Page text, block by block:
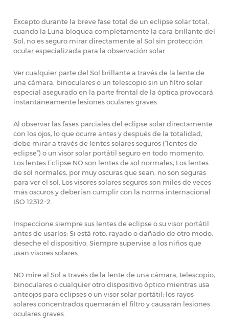
Excepto durante la breve fase total de un eclipse solar total,
cuando la Luna bloquea completamente la cara brillante del
Sol, no es seguro mirar directamente al Sol sin protección
ocular especializada para la observación solar.
Ver cualquier parte del Sol brillante a través de la lente de
una cámara, binoculares o un telescopio sin un filtro solar
especial asegurado en la parte frontal de la óptica provocará
instantáneamente lesiones oculares graves.
Al observar las fases parciales del eclipse solar directamente
con los ojos, lo que ocurre antes y después de la totalidad,
debe mirar a través de lentes solares seguros (“lentes de
eclipse”) o un visor solar portátil seguro en todo momento.
Los lentes Eclipse NO son lentes de sol normales; Los lentes
de sol normales, por muy oscuras que sean, no son seguras
para ver el sol. Los visores solares seguros son miles de veces
más oscuros y deberían cumplir con la norma internacional
ISO 12312-2.
Inspeccione siempre sus lentes de eclipse o su visor portátil
antes de usarlos; Si está roto, rayado o dañado de otro modo,
deseche el dispositivo. Siempre supervise a los niños que
usan visores solares.
NO mire al Sol a través de la lente de una cámara, telescopio,
binoculares o cualquier otro dispositivo óptico mientras usa
anteojos para eclipses o un visor solar portátil; los rayos
solares concentrados quemarán el filtro y causarán lesiones
oculares graves.